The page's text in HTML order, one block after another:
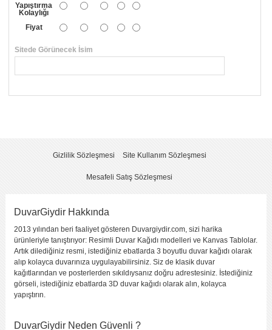
Yapıştırma
Kolaylığı
Fiyat
Sitede Görünecek İsim
Yorumu Gönder
Gizlilik Sözleşmesi Site Kullanım Sözleşmesi
Mesafeli Satış Sözleşmesi
DuvarGiydir Hakkında
2013 yılından beri faaliyet gösteren Duvargiydir.com, sizi harika
ürünleriyle tanıştırıyor: Resimli Duvar Kağıdı modelleri ve Kanvas Tablolar.
Artık dilediğiniz resmi, istediğiniz ebatlarda 3 boyutlu duvar kağıdı olarak
alıp kolayca duvarınıza uygulayabilirsiniz. Siz de klasik duvar
kağıtlarından ve posterlerden sıkıldıysanız doğru adrestesiniz. İstediğiniz
görseli, istediğiniz ebatlarda 3D duvar kağıdı olarak alın, kolayca
yapıştırın.
DuvarGiydir Neden Güvenli ?